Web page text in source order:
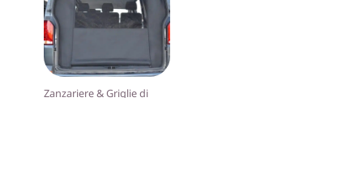
Zanzariere & Griglie di